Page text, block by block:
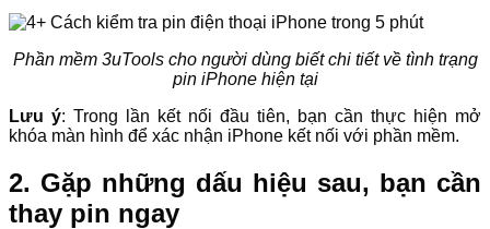
Phần mềm 3uTools cho người dùng biết chi tiết về tình trạng
pin iPhone hiện tại
Lưu ý: Trong lần kết nối đầu tiên, bạn cần thực hiện mở
khóa màn hình để xác nhận iPhone kết nối với phần mềm.
2. Gặp những dấu hiệu sau, bạn cần
thay pin ngay